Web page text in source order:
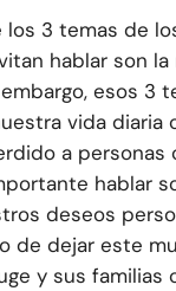
3 temas de
hablar son
esos 3
vida diaria
a personas
hablar
deseos
de dejar este
y sus familias